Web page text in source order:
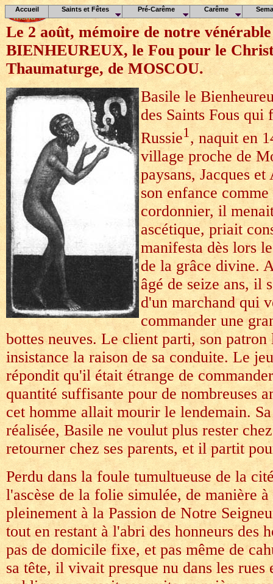
Le 2 août, mémoire de notre
BIENHEUREUX, le Fou pour le
Thaumaturge, de MOSCOU.
Basile le
des Saints Fous qui
Russie1, naquit en
village proche de
paysans, Jacques
son enfance
cordonnier, il
ascétique, priait
manifesta dès lors
de la grâce divine.
âgé de seize ans, il
d'un marchand qui
commander une
bottes neuves. Le client parti, son patron
insistance la raison de sa conduite. Le
répondit qu'il était étrange de
quantité suffisante pour de nombreuses
cet homme allait mourir le lendemain.
réalisée, Basile ne voulut plus rester
retourner chez ses parents, et il partit
Perdu dans la foule tumultueuse de la
l'ascèse de la folie simulée, de manière
pleinement à la Passion de Notre
tout en restant à l'abri des honneurs des
pas de domicile fixe, et pas même de
sa tête, il vivait presque nu dans les rues
Accueil Saints et Fêtes Pré-Carême Carême